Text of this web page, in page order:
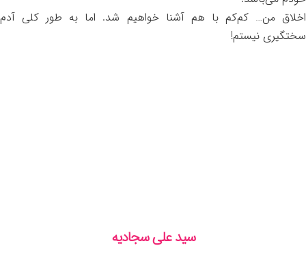
اخلاق من… کم‌کم با هم آشنا خواهیم شد. اما به طور کلی آدم
سختگیری نیستم!
سید علی سجادیه